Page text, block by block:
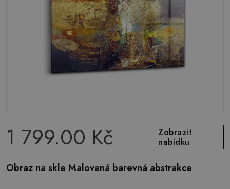
1 799.00 Kč
Zobrazit
nabídku
Obraz na skle Malovaná barevná abstrakce